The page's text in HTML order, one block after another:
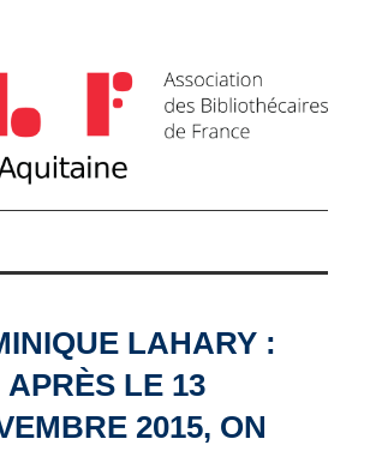
DU
LAHARY :
APRÈS LE 13
2015, ON